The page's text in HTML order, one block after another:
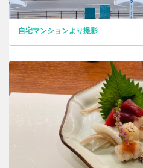
自宅マンションより撮影